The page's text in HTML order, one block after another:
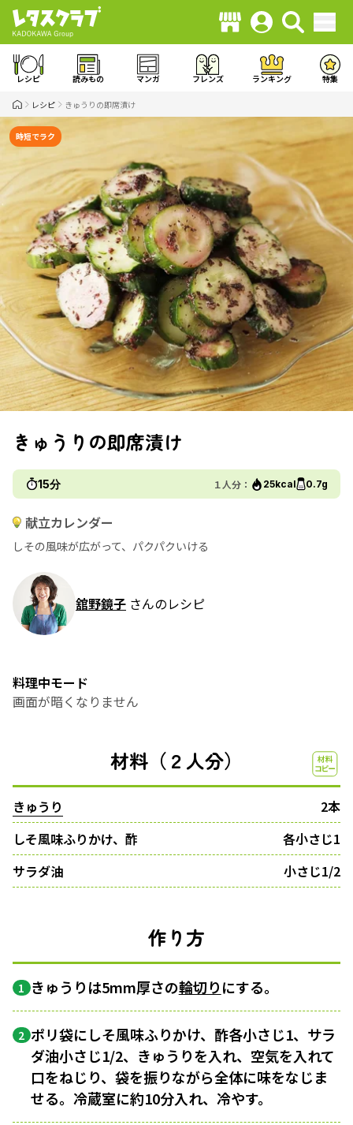
レシピ 読みもの マンガ フレンズ ランキング 特集
レシピ きゅうりの即席漬け
時短でラク
きゅうりの即席漬け
15分 １人分： 25kcal 0.7g
献立カレンダー
しその風味が広がって、パクパクいける
舘野鏡子 さんのレシピ
料理中モード
画面が暗くなりません
材料（２人分）
きゅうり
2本
しそ風味ふりかけ、酢
各小さじ1
サラダ油
小さじ1/2
作り方
1 きゅうりは5mm厚さの輪切りにする。
2 ポリ袋にしそ風味ふりかけ、酢各小さじ1、サラ
ダ油小さじ1/2、きゅうりを入れ、空気を入れて
口をねじり、袋を振りながら全体に味をなじま
せる。冷蔵室に約10分入れ、冷やす。